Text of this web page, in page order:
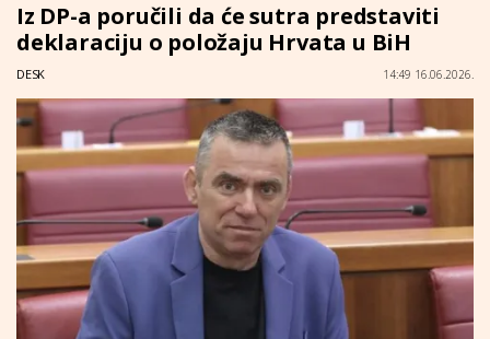
Iz DP-a poručili da će sutra predstaviti
deklaraciju o položaju Hrvata u BiH
DESK 14:49 16.06.2026.